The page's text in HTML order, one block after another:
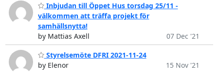
Inbjudan till Öppet Hus torsdag 25/11 -
välkommen att träffa projekt för
samhällsnytta!
by Mattias Axell
07 Dec '21
Styrelsemöte DFRI 2021-11-24
by Elenor
15 Nov '21